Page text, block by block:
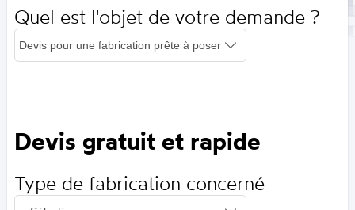
Quel est l'objet de votre demande ?
Devis gratuit et rapide
Type de fabrication concerné